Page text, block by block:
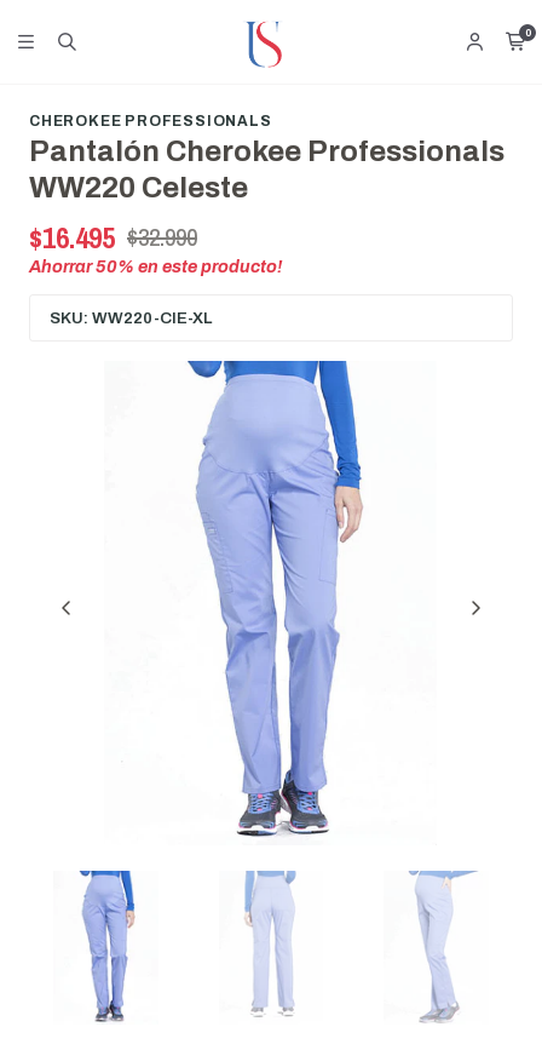
0
CHEROKEE PROFESSIONALS
Pantalón Cherokee Professionals
WW220 Celeste
$16.495 $32.990
Ahorrar50% en este producto!
SKU: WW220-CIE-XL